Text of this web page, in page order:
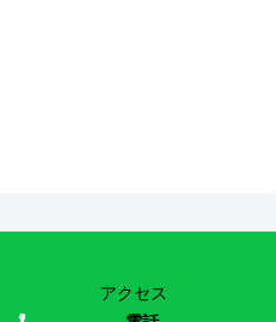
アクセス